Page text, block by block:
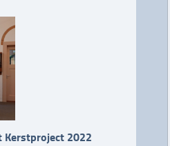
Kerstproject 2022